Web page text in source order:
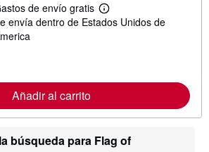
de envío gratis
M
á
a
c
ó
envía dentro de Estados Unidos de
Añadir al carrito
búsqueda para Flag of